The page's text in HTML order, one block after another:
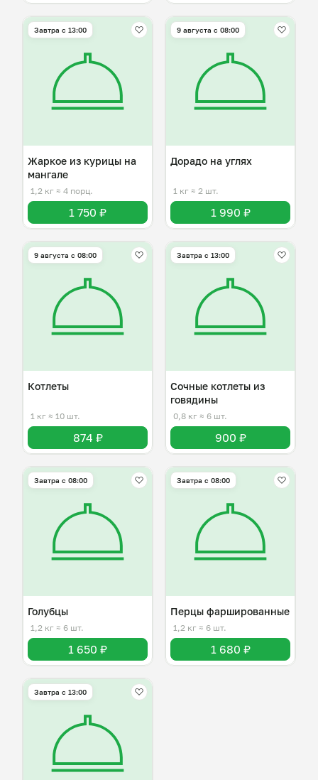
Завтра c 13:00
Жаркое из курицы на
мангале
1,2 кг ≈ 4 порц.
1 750 ₽
9 августа с 08:00
Дорадо на углях
1 кг ≈ 2 шт.
1 990 ₽
9 августа с 08:00
Котлеты
1 кг ≈ 10 шт.
874 ₽
Завтра c 13:00
Сочные котлеты из
говядины
0,8 кг ≈ 6 шт.
900 ₽
Завтра c 08:00
Голубцы
1,2 кг ≈ 6 шт.
1 650 ₽
Завтра c 08:00
Перцы фаршированные
1,2 кг ≈ 6 шт.
1 680 ₽
Завтра c 13:00